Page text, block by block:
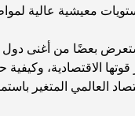
معيشية عالية
بعضًا من أغنى دول
قوتها الاقتصادية،
العالمي المتغير